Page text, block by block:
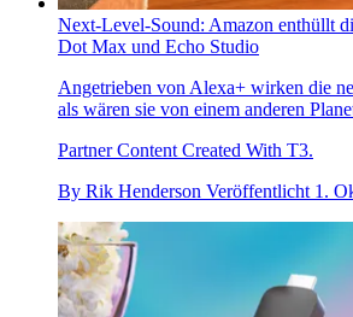
Next-Level-Sound: Amazon enthüllt
Dot Max und Echo Studio
Angetrieben von Alexa+ wirken die
als wären sie von einem anderen
Partner Content Created With T3.
By Rik Henderson Veröffentlicht 1.